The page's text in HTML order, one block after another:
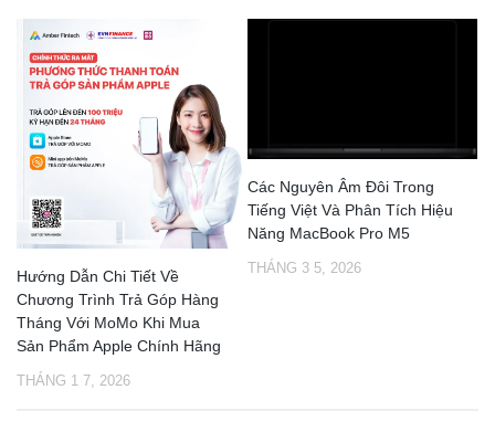
Hướng Dẫn Chi Tiết Về
Chương Trình Trả Góp Hàng
Tháng Với MoMo Khi Mua
Sản Phẩm Apple Chính Hãng
THÁNG 1 7, 2026
Các Nguyên Âm Đôi Trong
Tiếng Việt Và Phân Tích Hiệu
Năng MacBook Pro M5
THÁNG 3 5, 2026